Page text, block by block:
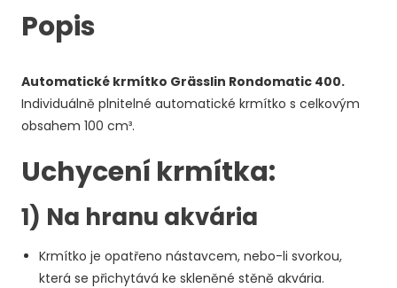
Popis
Automatické krmítko Grässlin Rondomatic 400.
Individuálně plnitelné automatické krmítko s celkovým
obsahem 100 cm³.
Uchycení krmítka:
1) Na hranu akvária
Krmítko je opatřeno nástavcem, nebo-li svorkou,
která se přichytává ke skleněné stěně akvária.